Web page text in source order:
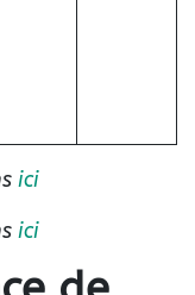
ici
ici